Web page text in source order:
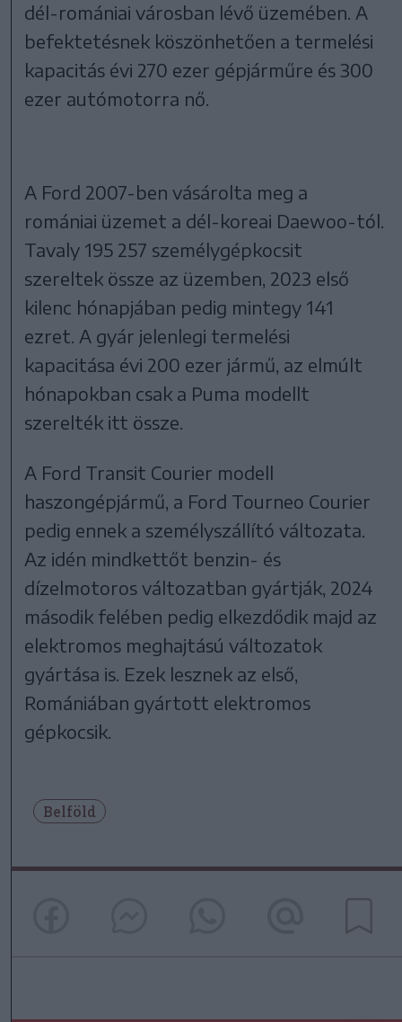
dél-romániai városban lévő üzemében. A
befektetésnek köszönhetően a termelési
kapacitás évi 270 ezer gépjárműre és 300
ezer autómotorra nő.
A Ford 2007-ben vásárolta meg a
romániai üzemet a dél-koreai Daewoo-tól.
Tavaly 195 257 személygépkocsit
szereltek össze az üzemben, 2023 első
kilenc hónapjában pedig mintegy 141
ezret. A gyár jelenlegi termelési
kapacitása évi 200 ezer jármű, az elmúlt
hónapokban csak a Puma modellt
szerelték itt össze.
A Ford Transit Courier modell
haszongépjármű, a Ford Tourneo Courier
pedig ennek a személyszállító változata.
Az idén mindkettőt benzin- és
dízelmotoros változatban gyártják, 2024
második felében pedig elkezdődik majd az
elektromos meghajtású változatok
gyártása is. Ezek lesznek az első,
Romániában gyártott elektromos
gépkocsik.
Belföld